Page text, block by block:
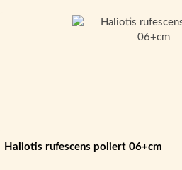
Haliotis rufescens poliert 06+cm